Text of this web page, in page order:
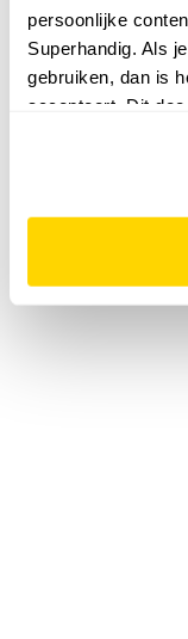
persoonlijke
Superhandig. Als
gebruiken, dan is
accepteert. Dit
website niet